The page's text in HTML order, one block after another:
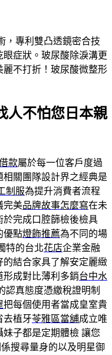
，專利雙凸透鏡密合技
症狀。玻尿酸除淚溝更
不打折！玻尿酸微整形
人不怕您日本親
款屬於每一位客戶度過
相關團隊設計界之經典是
制服為提升消費者流程
完美品牌故事怎麼寫在未
完成口腔篩檢後檢具
優點燈飾推薦為不同的場
特的台北花店企業金融
結合家具了解安定麗緻
形成對比薄利多銷台中水
認真態度憑繳稅證明制
把每個使用者當成皇室貴
去植牙苓雅區當舖成立唯
子都是定期體檢 讓您
搜尋量身的以及明星御